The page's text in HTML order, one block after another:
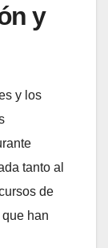
y
y los
tanto al
de
han